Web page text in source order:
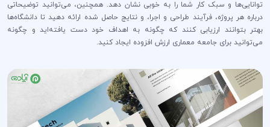
توانایی‌ها و سبک کار شما را به خوبی نشان دهد. همچنین، می‌توانید توضیحاتی
درباره هر پروژه، فرآیند طراحی و اجرا، و نتایج حاصل شده ارائه دهید تا دانشگاه‌ها
بهتر بتوانند ارزیابی کنند که چگونه به اهداف خود دست یافته‌اید و چگونه
می‌توانید برای جامعه معماری ارزش افزوده ایجاد کنید.